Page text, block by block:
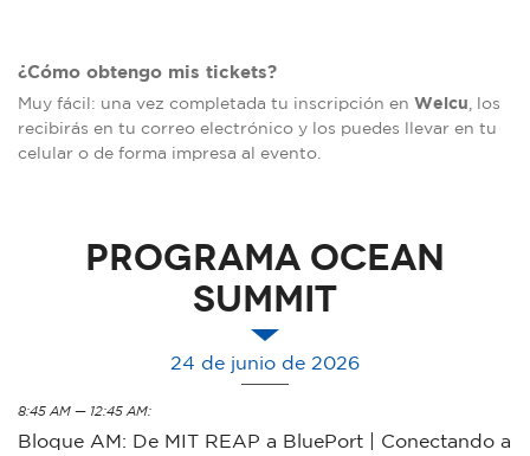
¿Cómo obtengo mis tickets?
Muy fácil: una vez completada tu inscripción en Welcu , los
recibirás en tu correo electrónico y los puedes llevar en tu
celular o de forma impresa al evento.
Programa Ocean
Summit
24 de junio de 2026
8:45 AM — 12:45 AM:
Bloque AM: De MIT REAP a BluePort | Conectando a